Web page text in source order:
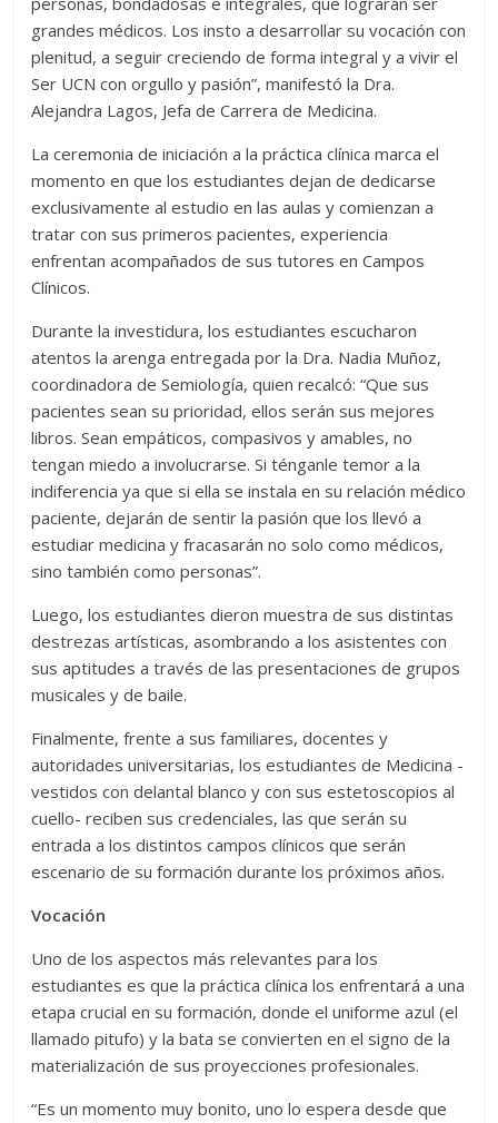
grandes médicos. Los insto a desarrollar su vocación con
plenitud, a seguir creciendo de forma integral y a vivir el
Ser UCN con orgullo y pasión”, manifestó la Dra.
Alejandra Lagos, Jefa de Carrera de Medicina.
La ceremonia de iniciación a la práctica clínica marca el
momento en que los estudiantes dejan de dedicarse
exclusivamente al estudio en las aulas y comienzan a
tratar con sus primeros pacientes, experiencia
enfrentan acompañados de sus tutores en Campos
Clínicos.
Durante la investidura, los estudiantes escucharon
atentos la arenga entregada por la Dra. Nadia Muñoz,
coordinadora de Semiología, quien recalcó: “Que sus
pacientes sean su prioridad, ellos serán sus mejores
libros. Sean empáticos, compasivos y amables, no
tengan miedo a involucrarse. Si ténganle temor a la
indiferencia ya que si ella se instala en su relación médico
paciente, dejarán de sentir la pasión que los llevó a
estudiar medicina y fracasarán no solo como médicos,
sino también como personas”.
Luego, los estudiantes dieron muestra de sus distintas
destrezas artísticas, asombrando a los asistentes con
sus aptitudes a través de las presentaciones de grupos
musicales y de baile.
Finalmente, frente a sus familiares, docentes y
autoridades universitarias, los estudiantes de Medicina -
vestidos con delantal blanco y con sus estetoscopios al
cuello- reciben sus credenciales, las que serán su
entrada a los distintos campos clínicos que serán
escenario de su formación durante los próximos años.
Vocación
Uno de los aspectos más relevantes para los
estudiantes es que la práctica clínica los enfrentará a una
etapa crucial en su formación, donde el uniforme azul (el
llamado pitufo) y la bata se convierten en el signo de la
materialización de sus proyecciones profesionales.
“Es un momento muy bonito, uno lo espera desde que